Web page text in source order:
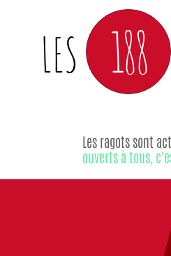
LES 188
Les ragots sont
ouverts à tous,